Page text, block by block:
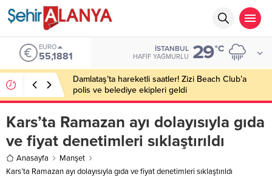
EURO
55,1881
İSTANBUL
HAFIF YAĞMURLU 29°C
Damlataş’ta hareketli saatler! Zizi Beach Club’a
polis ve belediye ekipleri geldi
Kars’ta Ramazan ayı dolayısıyla gıda
ve fiyat denetimleri sıklaştırıldı
Anasayfa
Manşet
Kars’ta Ramazan ayı dolayısıyla gıda ve fiyat denetimleri sıklaştırıldı